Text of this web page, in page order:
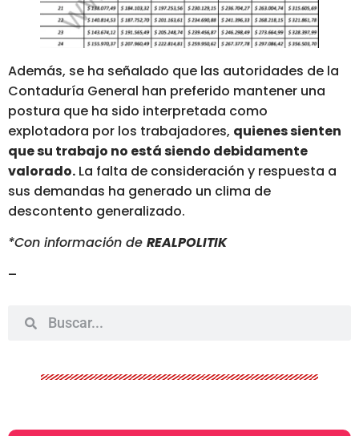
Además, se ha señalado que las autoridades de la
Contaduría General han preferido mantener una
postura que ha sido interpretada como
explotadora por los trabajadores, quienes sienten
que su trabajo no está siendo debidamente
valorado. La falta de consideración y respuesta a
sus demandas ha generado un clima de
descontento generalizado.
*Con información de REALPOLITIK
–